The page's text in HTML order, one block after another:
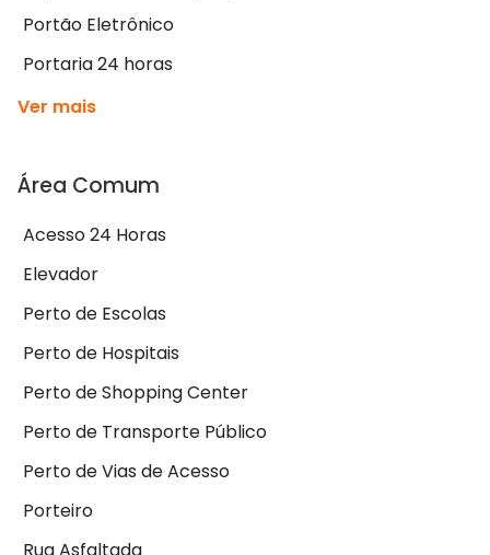
Portão Eletrônico
Portaria 24 horas
Ver mais
Área Comum
Acesso 24 Horas
Elevador
Perto de Escolas
Perto de Hospitais
Perto de Shopping Center
Perto de Transporte Público
Perto de Vias de Acesso
Porteiro